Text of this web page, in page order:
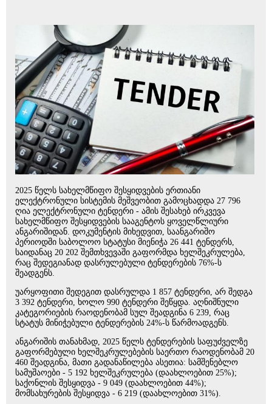
2025 წელს სახელმწიფო შესყიდვების ერთიანი
ელექტრონული სისტემის მეშვეობით გამოცხადდა 27 796
ღია ელექტრონული ტენდერი - ამის შესახებ ირკვევა
სახელმწიფო შესყიდვების სააგენტოს ყოველწლიური
ანგარიშიდან. დოკუმენტის მიხედვით, საანგარიშო
პერიოდში საბოლოო სტატუსი მიენიჭა 26 441 ტენდერს,
საიდანაც 20 202 შემთხვევაში გაფორმდა ხელშეკრულება,
რაც შედეგიანად დასრულებული ტენდერების 76%-ს
შეადგენს.
უარყოფითი შედეგით დასრულდა 1 857 ტენდერი, არ შედგა
3 392 ტენდერი, ხოლო 990 ტენდერი შეწყდა. აღნიშნული
კატეგორიების რაოდენობამ სულ შეადგინა 6 239, რაც
სტატუს მინიჭებული ტენდერების 24%-ს წარმოადგენს.
ანგარიშის თანახმად, 2025 წელს ტენდერების საფუძველზე
გაფორმებული ხელშეკრულებების საერთო რაოდენობამ 20
460 შეადგინა, მათი გადანაწილება ასეთია: სამშენებლო
სამუშაოები - 5 192 ხელშეკრულება (დაახლოებით 25%);
საქონლის შესყიდვა - 9 049 (დაახლოებით 44%);
მომსახურების შესყიდვა - 6 219 (დაახლოებით 31%).